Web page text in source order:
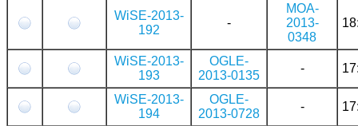
WiSE-2013-
192
-
MOA-
2013-
0348
WiSE-2013-
193
OGLE-
2013-0135
-
WiSE-2013-
194
OGLE-
2013-0728
-